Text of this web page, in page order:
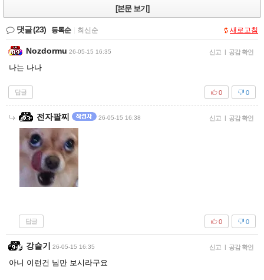
[본문 보기]
댓글(23) 등록순 최신순 새로고침
Nozdormu 26-05-15 16:35 신고 | 공감 확인
나는 나나
답글 0
0
전자팔찌 26-05-15 16:38 신고 | 공감 확인
답글 0
0
강슬기 26-05-15 16:35 신고 | 공감 확인
아니 이런건 님만 보시라구요